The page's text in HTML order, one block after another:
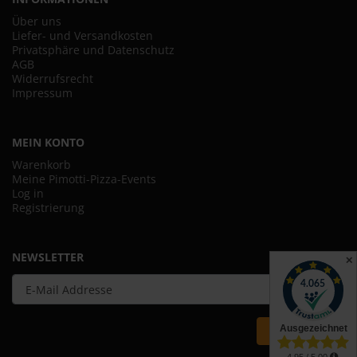
Über uns
Liefer- und Versandkosten
Privatsphäre und Datenschutz
AGB
Widerrufsrecht
Impressum
MEIN KONTO
Warenkorb
Meine Pimotti-Pizza-Events
Log in
Registrierung
NEWSLETTER
ANMELDEN
✕